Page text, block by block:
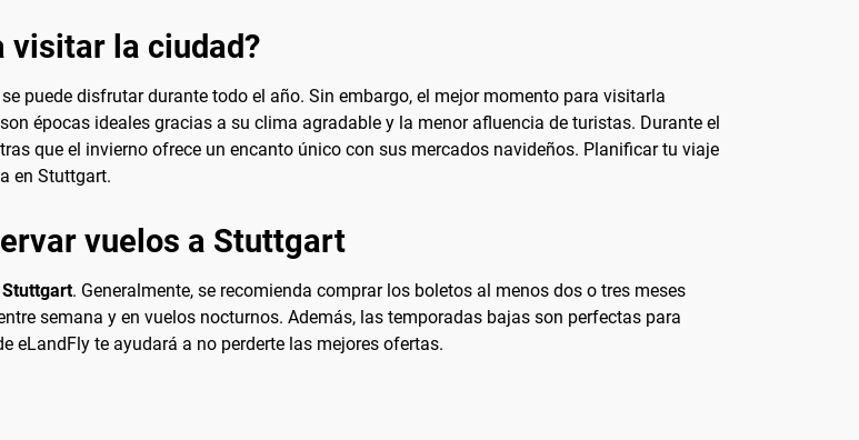
visitar la ciudad?
puede disfrutar durante todo el año. Sin embargo, el mejor momento para visitarla
épocas ideales gracias a su clima agradable y la menor afluencia de turistas. Durante el
que el invierno ofrece un encanto único con sus mercados navideños. Planificar tu viaje
en Stuttgart.
vuelos a Stuttgart
. Generalmente, se recomienda comprar los boletos al menos dos o tres meses
semana y en vuelos nocturnos. Además, las temporadas bajas son perfectas para
eLandFly te ayudará a no perderte las mejores ofertas.